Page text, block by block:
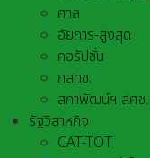
ศาล
อัยการ-สูงสุด
คอรัปชั่น
กสทช.
สภาพัฒน์ฯ สศช.
รัฐวิสาหกิจ
CAT-TOT